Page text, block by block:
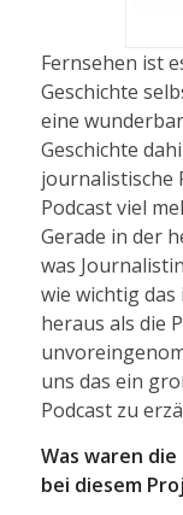
Fernsehen ist
Geschichte
eine
Geschichte
journalistische
Podcast viel
Gerade in der
was
wie wichtig
heraus als die
uns das ein
Podcast zu
Was waren
bei diesem